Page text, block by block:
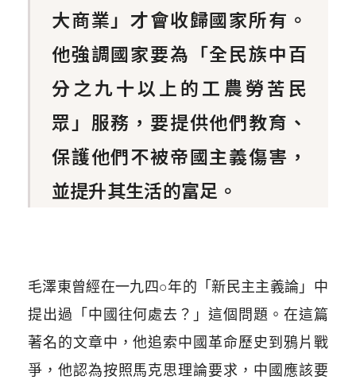
大商業」才會收歸國家所有。
他強調國家要為「全民族中百
分之九十以上的工農勞苦民
眾」服務，要提供他們教育、
保護他們不被帝國主義傷害，
並提升其生活的富足。
毛澤東曾經在一九四○年的「新民主主義論」中
提出過「中國往何處去？」這個問題。在這篇
著名的文章中，他追索中國革命歷史到鴉片戰
爭，他認為按照馬克思理論要求，中國應該要